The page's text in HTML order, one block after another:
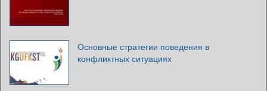
Основные стратегии поведения в
конфликтных ситуациях